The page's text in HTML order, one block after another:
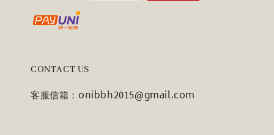
CONTACT US
客服信箱：onibbh2015@gmail.com